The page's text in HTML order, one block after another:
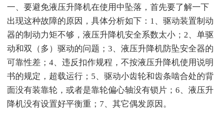
一、要避免液压升降机在使用中坠落，首先要了解一下
出现这种故障的原因，具体分析如下：1、驱动装置制动
器的制动力矩不够，液压升降机安全系数太小；2、单驱
动和双（多）驱动的问题；3、液压升降机防坠安全器的
可靠性差；4、违反扣作规程，不按液压升降机使用说明
书的规定，超载运行；5、驱动小齿轮和齿条啮合处的背
面没有装靠轮，或者是靠轮偏心轴没有锁片；6、液压升
降机没有设置好平衡重；7、其它偶发原因。